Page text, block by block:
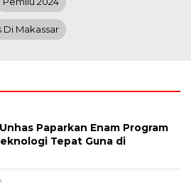
Di Makassar
Paparkan Enam Program
Tepat Guna di